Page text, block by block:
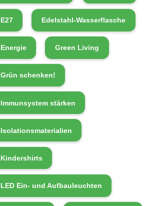
E27 Edelstahl-Wasserflasche
Energie Green Living
Grün schenken!
Immunsystem stärken
Isolationsmaterialien
Kindershirts
LED Ein- und Aufbauleuchten